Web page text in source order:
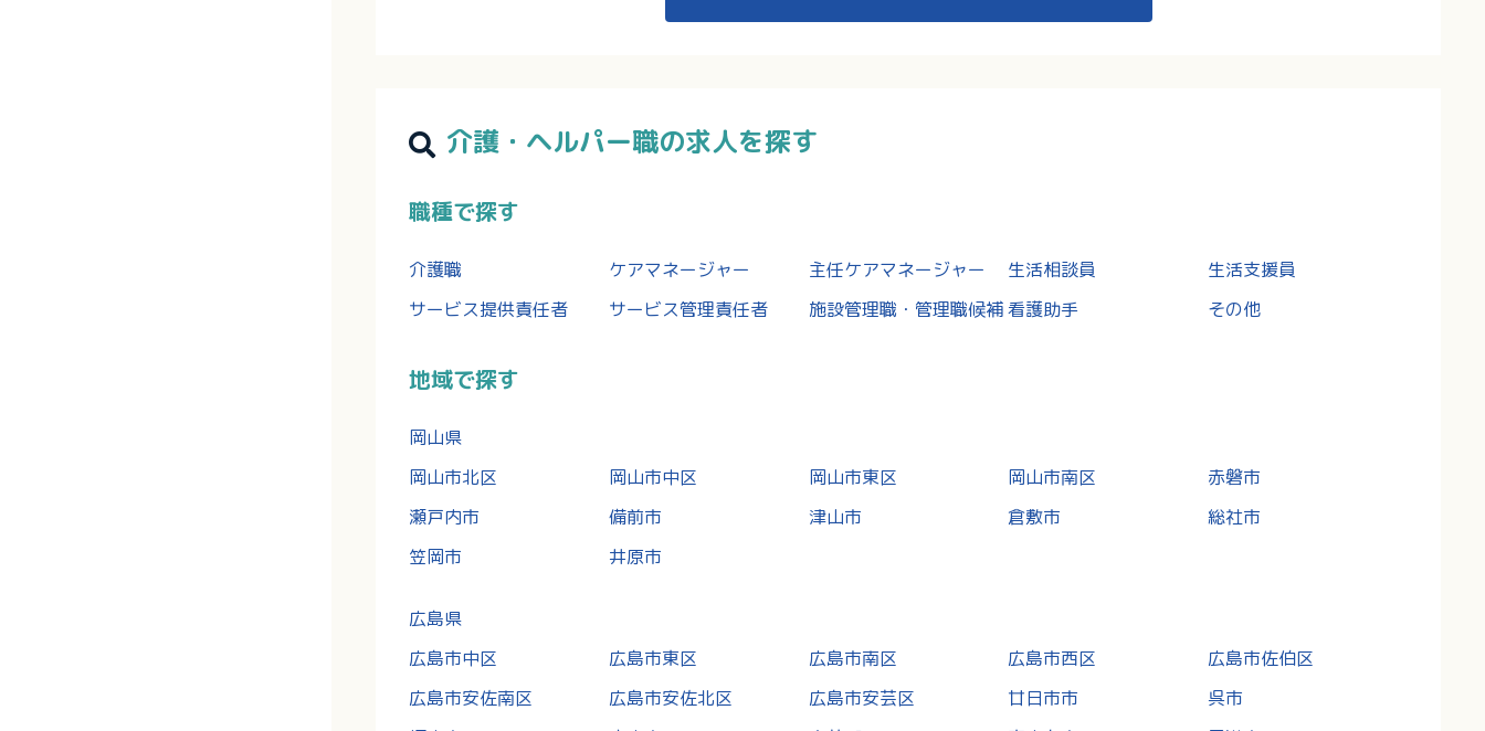
介護・ヘルパー職の求人を探す
職種で探す
介護職 ケアマネージャー 主任ケアマネージャー 生活相談員
生活支援員
サービス提供責任者
サービス管理責任者 施設管理職・管理職候補 看護助手 その他
地域で探す
岡山県
岡山市北区
岡山市中区 岡山市東区 岡山市南区
赤磐市
瀬戸内市
備前市 津山市 倉敷市
総社市
笠岡市
井原市
広島県
広島市中区
広島市東区 広島市南区 広島市西区
広島市佐伯区
広島市安佐南区
広島市安佐北区 広島市安芸区 廿日市市
呉市